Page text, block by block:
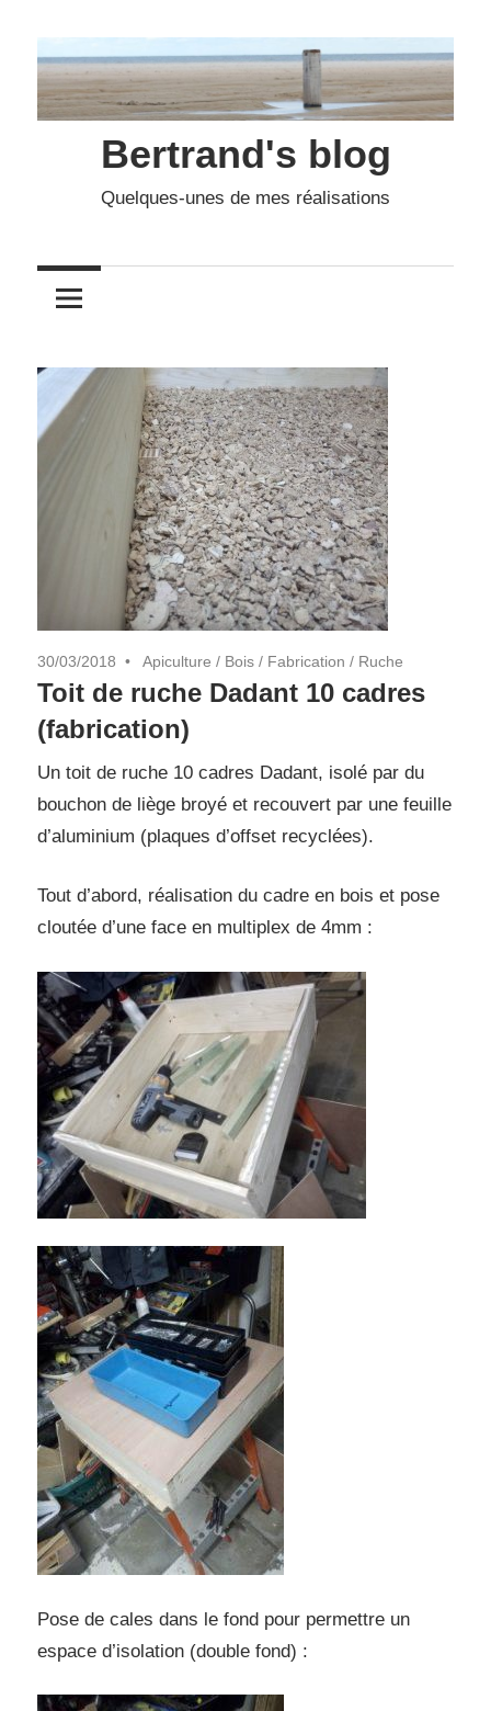
content
Bertrand's blog
Quelques-unes de mes réalisations
30/03/2018 Apiculture / Bois / Fabrication / Ruche
Toit de ruche Dadant 10 cadres
(fabrication)
Un toit de ruche 10 cadres Dadant, isolé par du
bouchon de liège broyé et recouvert par une feuille
d’aluminium (plaques d’offset recyclées).
Tout d’abord, réalisation du cadre en bois et pose
cloutée d’une face en multiplex de 4mm :
Pose de cales dans le fond pour permettre un
espace d’isolation (double fond) :